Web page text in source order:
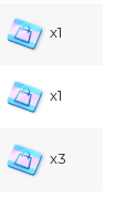
x1
x1
x3